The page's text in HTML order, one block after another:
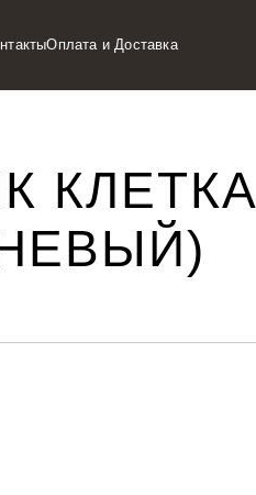
Оплата и Доставка
КЛЕТКА